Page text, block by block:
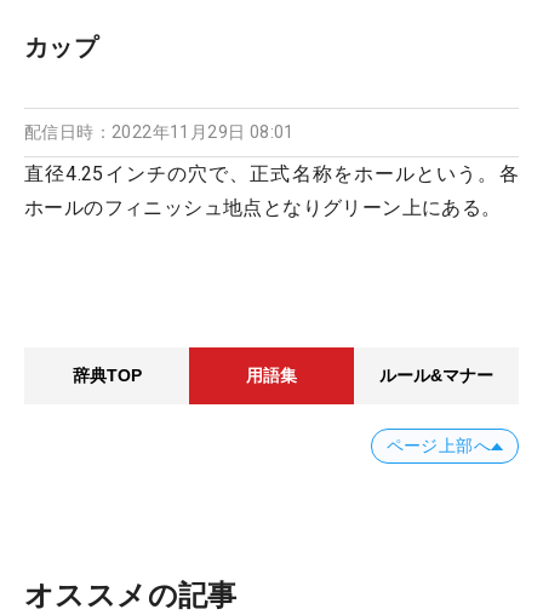
カップ
配信日時： 2022年11月29日 08:01
直径4.25インチの穴で、正式名称をホールという。各
ホールのフィニッシュ地点となりグリーン上にある。
辞典TOP 用語集 ルール&マナー
ページ上部へ
オススメの記事